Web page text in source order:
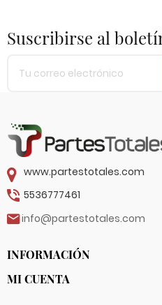
Suscribirse al
www.partestotales.com
5536777461
info@partestotales.com
INFORMACIÓN
MI CUENTA